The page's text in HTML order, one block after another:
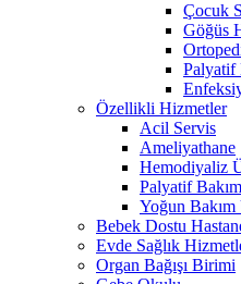
Çocuk
Göğüs
Palyatif
Özellikli Hizmetler
Acil Servis
Ameliyathane
Hemodiyaliz
Palyatif
Yoğun Bakım
Bebek Dostu
Evde Sağlık
Organ Bağışı Birimi